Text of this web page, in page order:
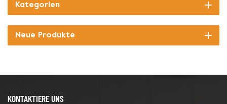
Kategorien
Neue Produkte
KONTAKTIERE UNS